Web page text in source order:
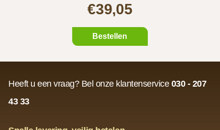
€39,05
Bestellen
Heeft u een vraag? Bel onze klantenservice 030 - 207
43 33